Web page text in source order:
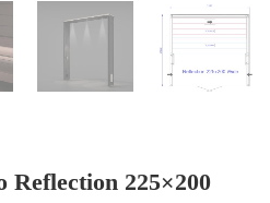
Reflection 225×200